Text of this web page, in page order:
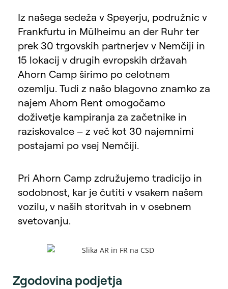
Iz našega sedeža v Speyerju, podružnic v
Frankfurtu in Mülheimu an der Ruhr ter
prek 30 trgovskih partnerjev v Nemčiji in
15 lokacij v drugih evropskih državah
Ahorn Camp širimo po celotnem
ozemlju. Tudi z našo blagovno znamko za
najem Ahorn Rent omogočamo
doživetje kampiranja za začetnike in
raziskovalce – z več kot 30 najemnimi
postajami po vsej Nemčiji.
Pri Ahorn Camp združujemo tradicijo in
sodobnost, kar je čutiti v vsakem našem
vozilu, v naših storitvah in v osebnem
svetovanju.
Zgodovina podjetja